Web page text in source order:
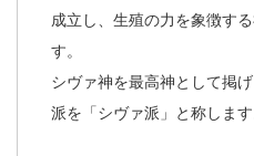
成立し、生殖の力を象徴す
す。
シヴァ神を最高神として掲
派を「シヴァ派」と称します